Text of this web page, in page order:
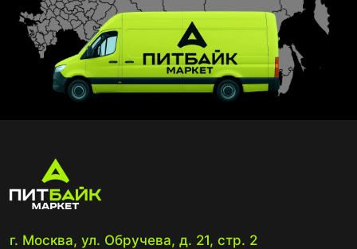
г. Москва, ул. Обручева, д. 21, стр. 2